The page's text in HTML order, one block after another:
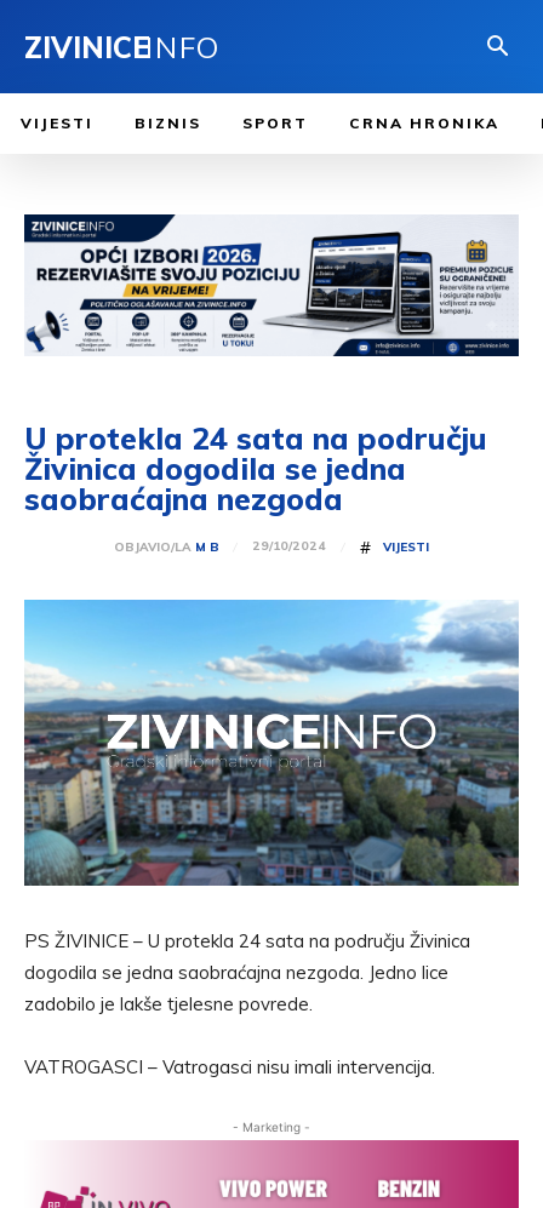
ZIVINICEINFO
VIJESTI BIZNIS SPORT CRNA HRONIKA
U protekla 24 sata na području
Živinica dogodila se jedna
saobraćajna nezgoda
OBJAVIO/LA M B 29/10/2024 # VIJESTI
PS ŽIVINICE – U protekla 24 sata na području Živinica
dogodila se jedna saobraćajna nezgoda. Jedno lice
zadobilo je lakše tjelesne povrede.
VATROGASCI – Vatrogasci nisu imali intervencija.
- Marketing -